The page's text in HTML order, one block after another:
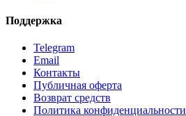
Поддержка
Telegram
Email
Контакты
Публичная оферта
Возврат средств
Политика конфиденциальности